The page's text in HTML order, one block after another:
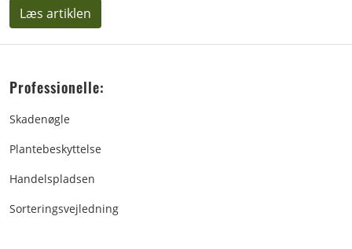
Læs artiklen
Professionelle:
Skadenøgle
Plantebeskyttelse
Handelspladsen
Sorteringsvejledning